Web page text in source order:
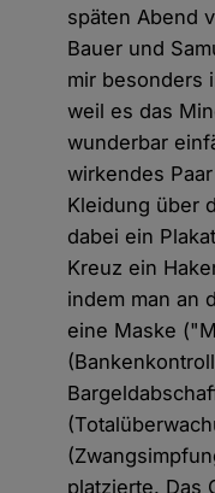
späten Abend
Bauer und
mir besonders
weil es das
wunderbar
wirkendes
Kleidung über
dabei ein
Kreuz ein
indem man an
eine Maske
platzierte. Das